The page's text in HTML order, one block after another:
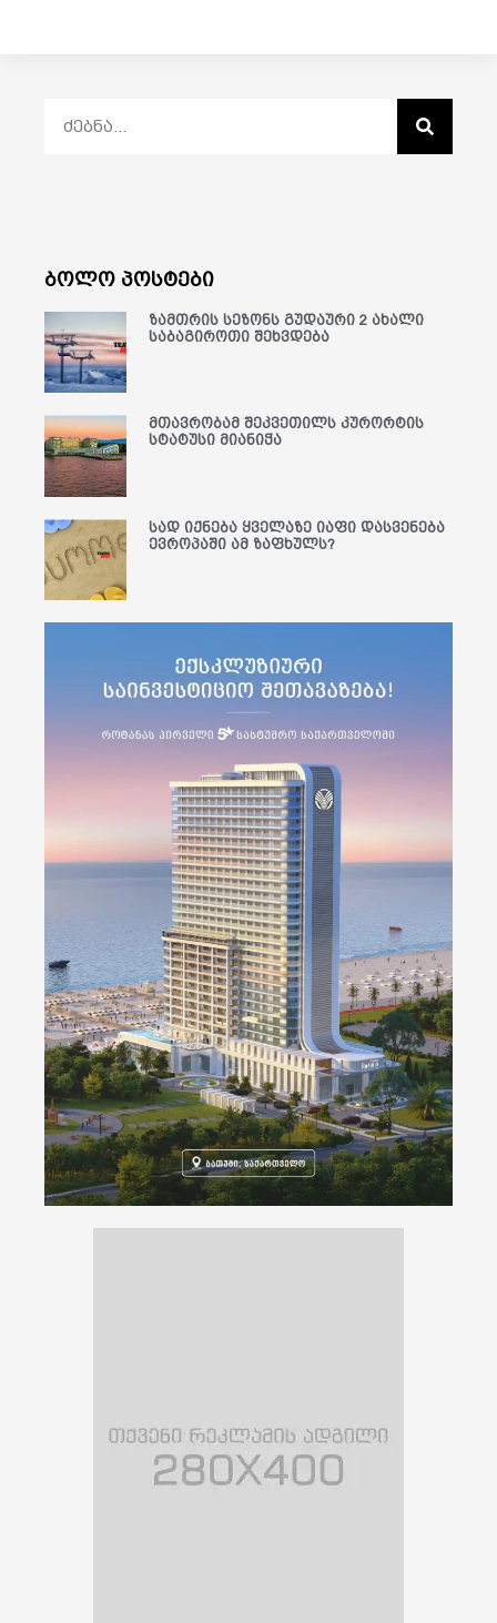
ბოლო პოსტები
ზამთრის სეზონს გუდაური 2 ახალი
საბაგიროთი შეხვდება
მთავრობამ შეკვეთილს კურორტის
სტატუსი მიანიჭა
სად იქნება ყველაზე იაფი დასვენება
ევროპაში ამ ზაფხულს?